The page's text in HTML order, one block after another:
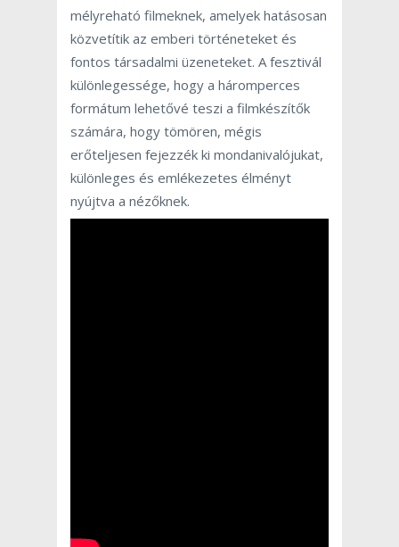
mélyreható filmeknek, amelyek hatásosan
közvetítik az emberi történeteket és
fontos társadalmi üzeneteket. A fesztivál
különlegessége, hogy a háromperces
formátum lehetővé teszi a filmkészítők
számára, hogy tömören, mégis
erőteljesen fejezzék ki mondanivalójukat,
különleges és emlékezetes élményt
nyújtva a nézőknek.